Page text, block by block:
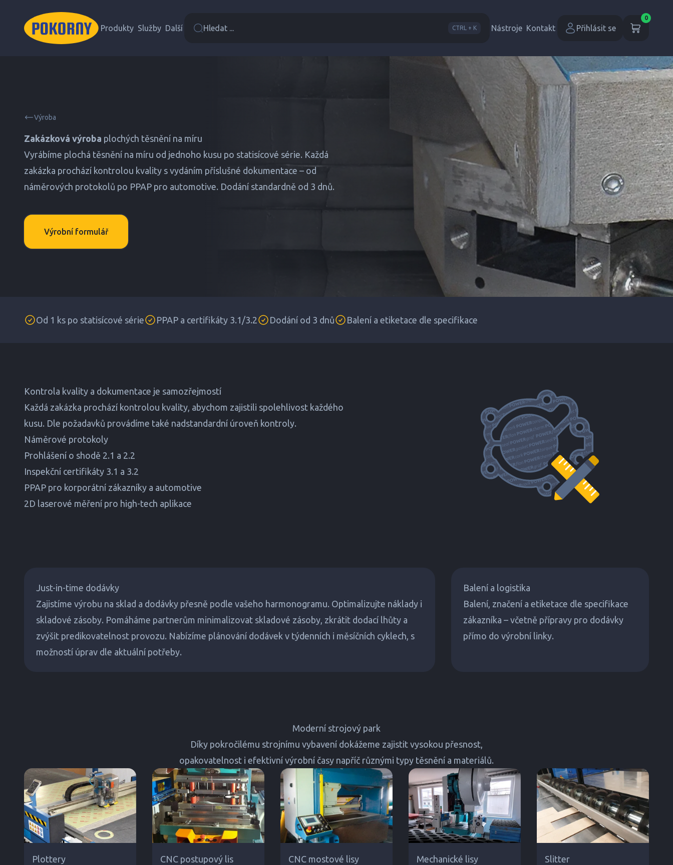
Produkty Služby Další Hledat ... CTRL + K Nástroje Kontakt Přihlásit se
0
Výroba
Zakázková výroba plochých těsnění na míru
Vyrábíme plochá těsnění na míru od jednoho kusu po statisícové série. Každá
zakázka prochází kontrolou kvality s vydáním příslušné dokumentace – od
náměrových protokolů po PPAP pro automotive. Dodání standardně od 3 dnů.
Výrobní formulář
Od 1 ks po statisícové série PPAP a certifikáty 3.1/3.2 Dodání od 3 dnů Balení a etiketace dle specifikace
Kontrola kvality a dokumentace je samozřejmostí
Každá zakázka prochází kontrolou kvality, abychom zajistili spolehlivost každého
kusu. Dle požadavků provádíme také nadstandardní úroveň kontroly.
Náměrové protokoly
Prohlášení o shodě 2.1 a 2.2
Inspekční certifikáty 3.1 a 3.2
PPAP pro korporátní zákazníky a automotive
2D laserové měření pro high-tech aplikace
Just-in-time dodávky
Zajistíme výrobu na sklad a dodávky přesně podle vašeho harmonogramu. Optimalizujte náklady i
skladové zásoby. Pomáháme partnerům minimalizovat skladové zásoby, zkrátit dodací lhůty a
zvýšit predikovatelnost provozu. Nabízíme plánování dodávek v týdenních i měsíčních cyklech, s
možností úprav dle aktuální potřeby.
Balení a logistika
Balení, značení a etiketace dle specifikace
zákazníka – včetně přípravy pro dodávky
přímo do výrobní linky.
Moderní strojový park
Díky pokročilému strojnímu vybavení dokážeme zajistit vysokou přesnost,
opakovatelnost i efektivní výrobní časy napříč různými typy těsnění a materiálů.
Plottery
CNC postupový lis
CNC mostové lisy
Mechanické lisy
Slitter